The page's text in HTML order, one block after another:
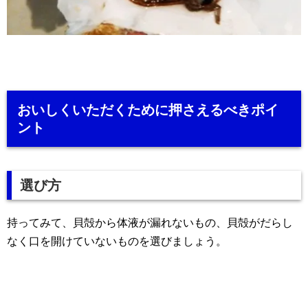
おいしくいただくために押さえるべきポイ
ント
選び方
持ってみて、貝殻から体液が漏れないもの、貝殻がだらし
なく口を開けていないものを選びましょう。